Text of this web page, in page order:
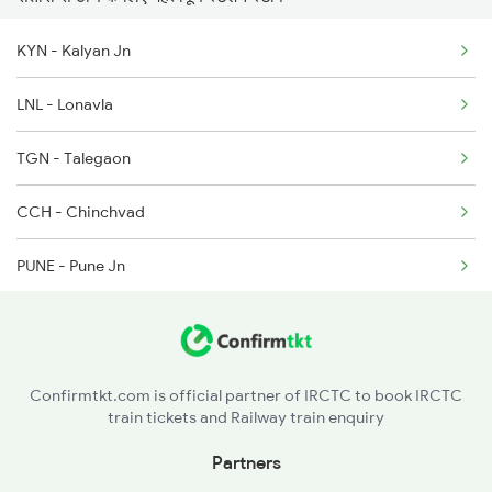
1044 Spj Ltt Sf Spl
KYN - Kalyan Jn
LNL - Lonavla
TGN - Talegaon
CCH - Chinchvad
PUNE - Pune Jn
DD - Daund Jn
Confirmtkt.com is official partner of IRCTC to book IRCTC
train tickets and Railway train enquiry
Partners